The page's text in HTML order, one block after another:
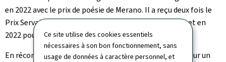
Ce site utilise des cookies essentiels
nécessaires à son bon fonctionnement, sans
usage de données à caractère personnel, et
en 2022 avec le prix de poésie de Merano. Il a reçu deux fois le
Prix Servais: en 2002 pour le recueil de nouvelles Rost et en
2022 pour le roman Lärm.
En récompensant Guy Helminger, le jury met à l'honneur un